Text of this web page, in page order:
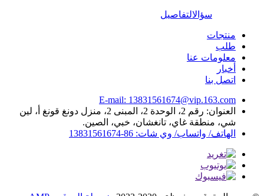
سؤالالتفاصيل
منتجات
طلب
معلومات عنا
أخبار
اتصل بنا
E-mail: 13831561674@vip.163.com
العنوان: رقم 2، الوحدة 2، المبنى 2، منزل دونغ قونغ أ، لين
شي، منطقة غاي، تانغشان، خبي، الصين.
الهاتف/ واتساب/ وي شات: 86-13831561674